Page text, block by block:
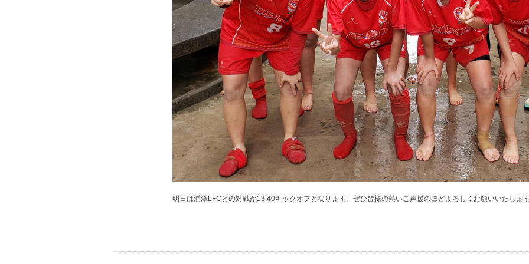
明日は浦添LFCとの対戦が13:40キックオフとなります。ぜひ皆様の熱いご声援のほどよろしくお願いいたしま